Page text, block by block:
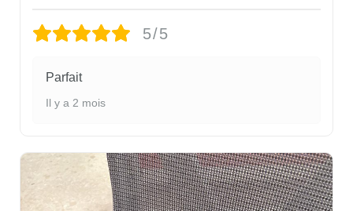
5/5
Parfait
Il y a 2 mois